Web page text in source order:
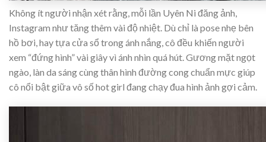
Không ít người nhận xét rằng, mỗi lần Uyên Ni đăng ảnh,
Instagram như tăng thêm vài độ nhiệt. Dù chỉ là pose nhẹ bên
hồ bơi, hay tựa cửa sổ trong ánh nắng, cô đều khiến người
xem “đứng hình” vài giây vì ánh nhìn quá hút. Gương mặt ngọt
ngào, làn da sáng cùng thân hình đường cong chuẩn mực giúp
cô nổi bật giữa vô số hot girl đang chạy đua hình ảnh gợi cảm.